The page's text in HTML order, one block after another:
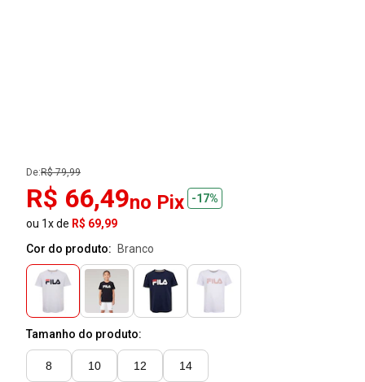
De:R$ 79,99
R$ 66,49no Pix
-17%
ou 1x de R$ 69,99
Cor do produto:
branco
Tamanho do produto:
8 10 12 14